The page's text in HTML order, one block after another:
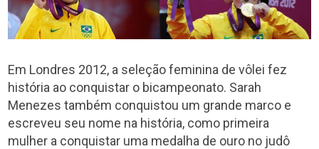
Em Londres 2012, a seleção feminina de vôlei fez
história ao conquistar o bicampeonato. Sarah
Menezes também conquistou um grande marco e
escreveu seu nome na história, como primeira
mulher a conquistar uma medalha de ouro no judô